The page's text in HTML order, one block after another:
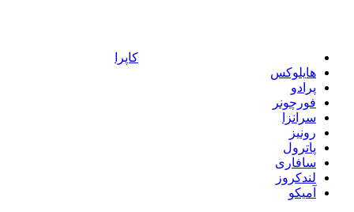
کاپرا
هایلوکس
پرادو
فورچونر
سرانزا
رونیز
پاترول
سافاری
لندکروز
آمیکو